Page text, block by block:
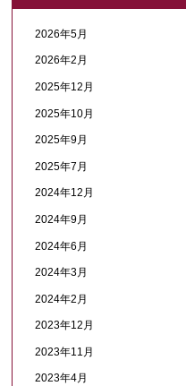
2026年5月
2026年2月
2025年12月
2025年10月
2025年9月
2025年7月
2024年12月
2024年9月
2024年6月
2024年3月
2024年2月
2023年12月
2023年11月
2023年4月